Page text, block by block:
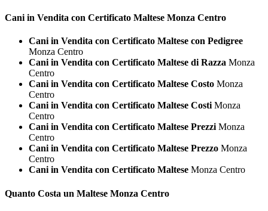
Cani in Vendita con Certificato Maltese Monza Centro
Cani in Vendita con Certificato Maltese con Pedigree
Monza Centro
Cani in Vendita con Certificato Maltese di Razza Monza
Centro
Cani in Vendita con Certificato Maltese Costo Monza
Centro
Cani in Vendita con Certificato Maltese CostiMonza
Centro
Cani in Vendita con Certificato Maltese PrezziMonza
Centro
Cani in Vendita con Certificato Maltese Prezzo Monza
Centro
Cani in Vendita con Certificato Maltese Monza Centro
Quanto Costa un Maltese Monza Centro